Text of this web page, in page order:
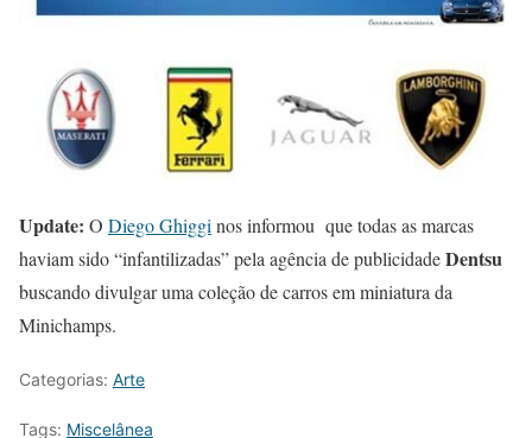
Update: O Diego Ghiggi nos informou que todas as marcas
haviam sido “infantilizadas” pela agência de publicidadeDentsu
buscando divulgar uma coleção decarros em miniatura da
Minichamps.
Categorias: Arte
Tags: Miscelânea